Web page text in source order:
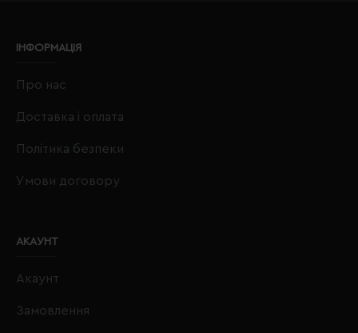
ІНФОРМАЦІЯ
Про нас
Доставка і оплата
Політика безпеки
Умови договору
АКАУНТ
Акаунт
Замовлення